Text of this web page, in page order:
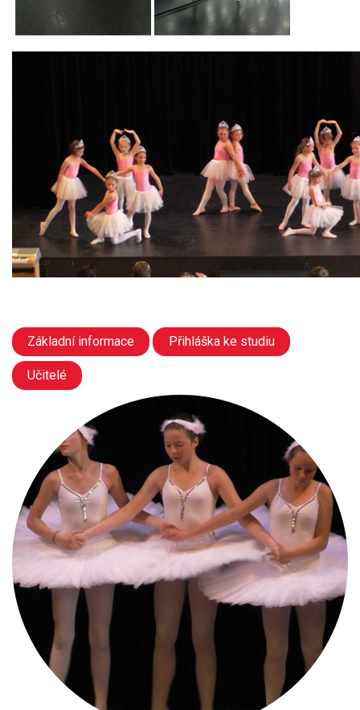
Základní informace Přihláška ke studiu
Učitelé